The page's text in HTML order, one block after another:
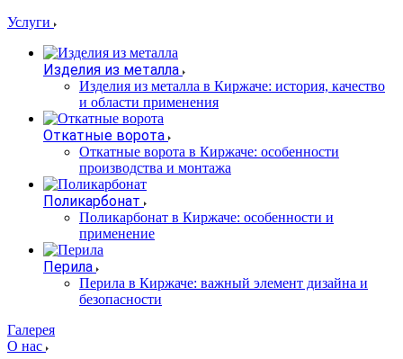
Услуги
Изделия из металла
Изделия из металла в Киржаче: история, качество
и области применения
Откатные ворота
Откатные ворота в Киржаче: особенности
производства и монтажа
Поликарбонат
Поликарбонат в Киржаче: особенности и
применение
Перила
Перила в Киржаче: важный элемент дизайна и
безопасности
Галерея
О нас